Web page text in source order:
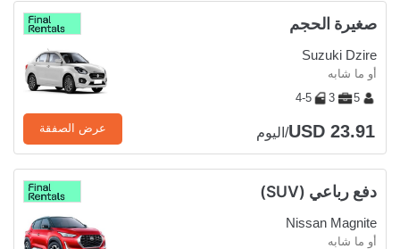
صغيرة الحجم
Suzuki Dzire
أو ما شابه
5
3
4-5
USD 23.91/اليوم عرض الصفقة
دفع رباعي (SUV)
Nissan Magnite
أو ما شابه